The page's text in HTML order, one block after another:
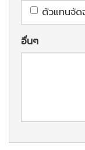
ตัวแทนจัด
อื่นๆ